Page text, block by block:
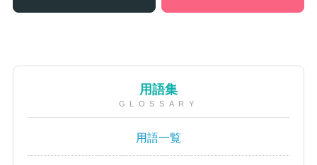
用語集
GLOSSARY
用語一覧